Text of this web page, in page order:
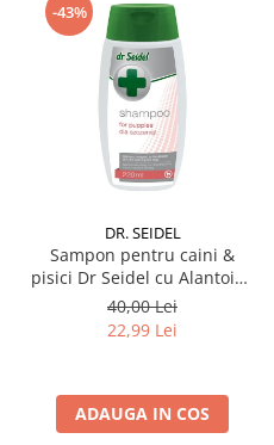
-43%
DR. SEIDEL
Sampon pentru caini &
pisici Dr Seidel cu Alantoina
220 ml
40,00 Lei
22,99 Lei
ADAUGA IN COS